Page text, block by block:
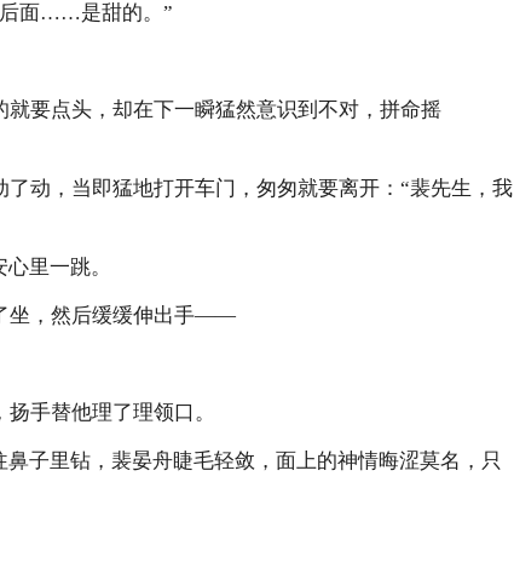
面……是甜的。”
要点头，却在下一瞬猛然意识到不对，拼命摇
，当即猛地打开车门，匆匆就要离开：“裴先生，我
里一跳。
坐，然后缓缓伸出手——
手替他理了理领口。
子里钻，裴晏舟睫毛轻敛，面上的神情晦涩莫名，只